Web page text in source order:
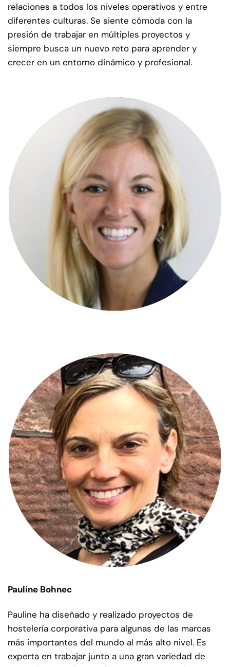
relaciones a todos los niveles operativos y entre
diferentes culturas. Se siente cómoda con la
presión de trabajar en múltiples proyectos y
siempre busca un nuevo reto para aprender y
crecer en un entorno dinámico y profesional.
Pauline Bohnec
Pauline ha diseñado y realizado proyectos de
hostelería corporativa para algunas de las marcas
más importantes del mundo al más alto nivel. Es
experta en trabajar junto a una gran variedad de